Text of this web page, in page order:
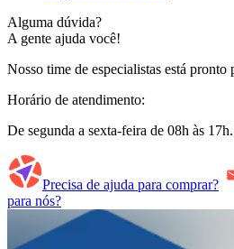
Alguma dúvida?
A gente ajuda você!
Nosso time de especialistas está
Horário de atendimento:
De segunda a sexta-feira de 08h às
Precisa de ajuda para comprar?
para nós?